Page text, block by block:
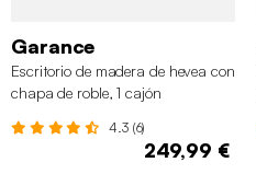
Garance
Escritorio de madera de hevea con
chapa de roble, 1 cajón
4.3 (6)
249,99 €